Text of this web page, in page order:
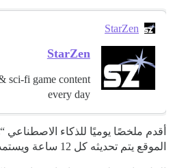
StarZen
StarZen
sci-fi game content
every day
الموقع يتم تحديثه كل 12 ساعة ويستمد من يومين من المنشورات.